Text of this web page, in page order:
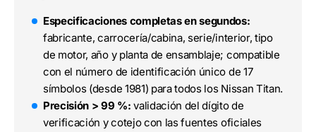
Especificaciones completas en segundos:
fabricante, carrocería/cabina, serie/interior, tipo
de motor, año y planta de ensamblaje; compatible
con el número de identificación único de 17
símbolos (desde 1981) para todos los Nissan Titan.
Precisión > 99 %: validación del dígito de
verificación y cotejo con las fuentes oficiales